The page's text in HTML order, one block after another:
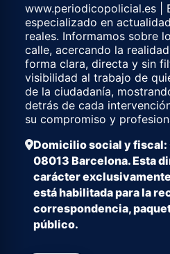
www.periodicopolicial.es |
especializado en
reales. Informamos sobre
calle, acercando la
forma clara, directa y sin
visibilidad al trabajo de
de la ciudadanía,
detrás de cada
su compromiso y
Domicilio social y fiscal:
08013 Barcelona. Esta
carácter
está habilitada para la
correspondencia,
público.